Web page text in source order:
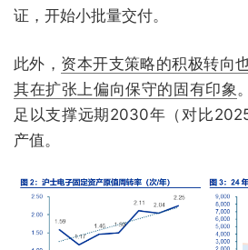
证，开始小批量交付。
此外， 资本开支策略的积极转向
其在扩张上偏向保守的固有印象
足以支撑远期2030年（对比
产值。